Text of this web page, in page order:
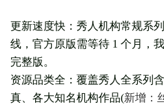
更新速度快：秀人机构常规系列
线，官方原版需等待 1 个月，
完整版。
资源品类全：覆盖秀人全系列
真、各大知名机构作品(新增：